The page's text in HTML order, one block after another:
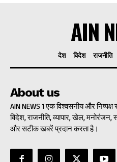
AIN
देश विदेश राजनीति
About us
AIN NEWS 1 एक विश्वसनीय और
विदेश, राजनीति, व्यापार, खेल,
और सटीक खबरें प्रदान करता है।